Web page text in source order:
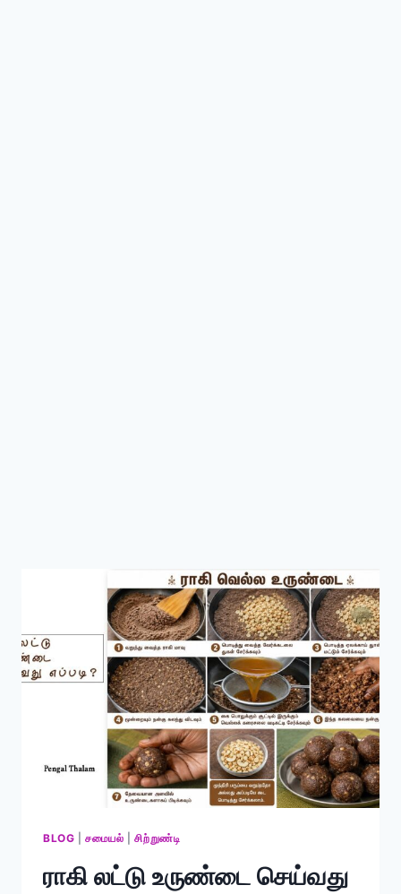
BLOG |சமையல் |சிற்றுண்டி
ராகி லட்டு உருண்டை செய்வது